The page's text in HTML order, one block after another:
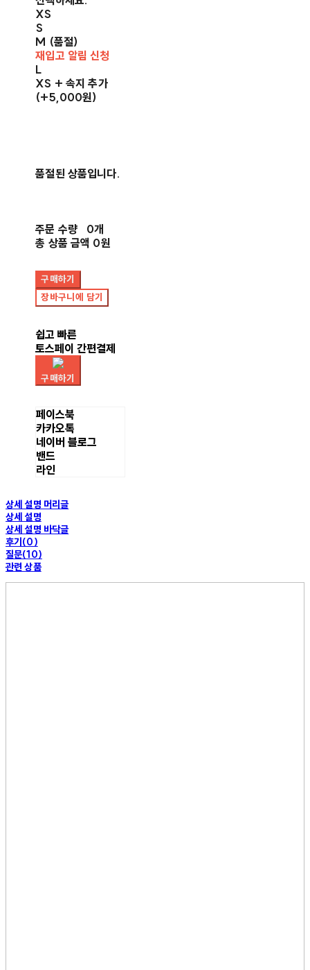
XS
S
M (품절)
재입고 알림 신청
L
XS + 속지 추가
(+5,000원)
품절된 상품입니다.
주문 수량
0개
총 상품 금액 0원
구매하기
장바구니에 담기
쉽고 빠른
토스페이 간편결제
구매하기
페이스북
카카오톡
네이버 블로그
밴드
라인
상세 설명 머리글
상세 설명
상세 설명 바닥글
후기(0)
질문(10)
관련 상품